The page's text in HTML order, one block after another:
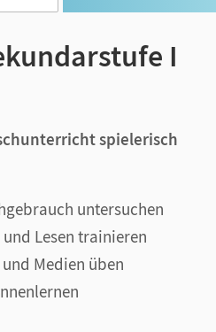
I
spielerisch
untersuchen
Lesen trainieren
Medien üben